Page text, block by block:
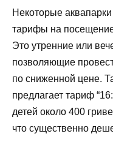
Некоторые
тарифы на
Это утренние или
позволяющие
по сниженной цене.
предлагает тариф
детей около 400
что существенно